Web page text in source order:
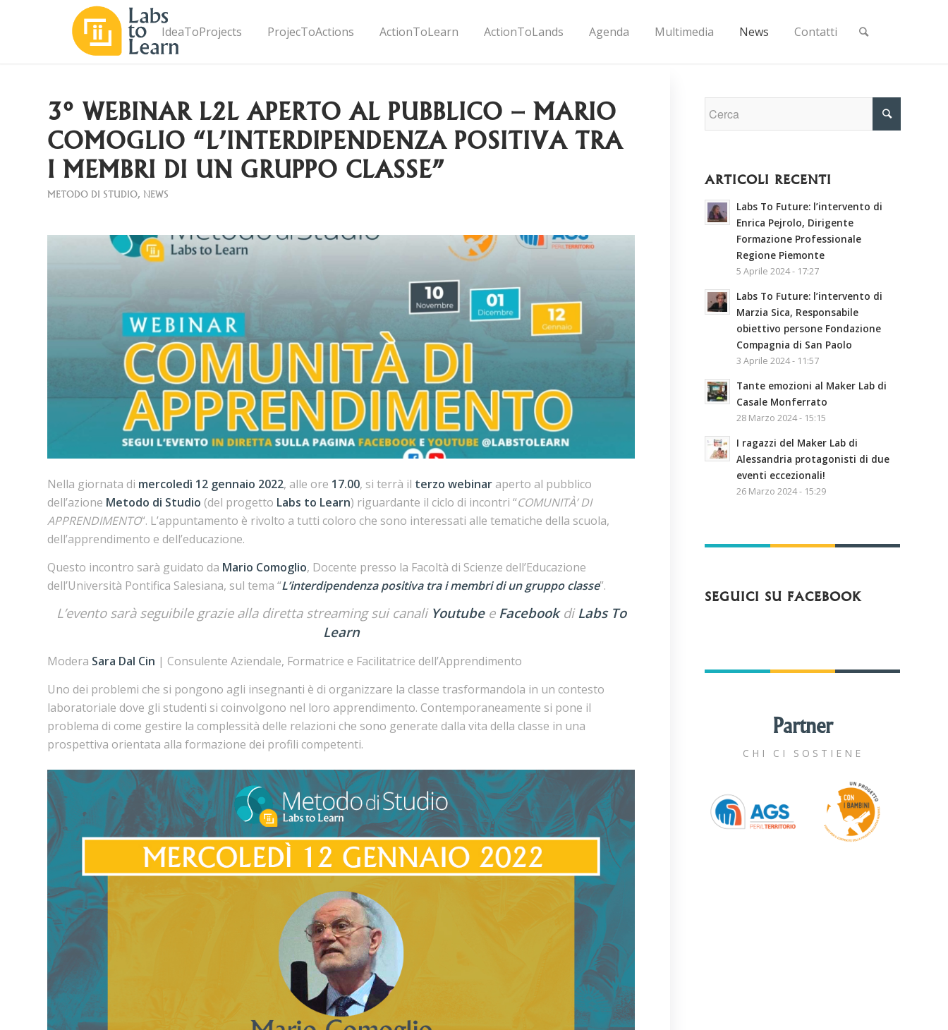
IdeaToProjects ProjecToActions ActionToLearn ActionToLands Agenda Multimedia News Contatti
3° WEBINAR L2L APERTO AL PUBBLICO – MARIO
COMOGLIO “L’INTERDIPENDENZA POSITIVA TRA
I MEMBRI DI UN GRUPPO CLASSE”
METODO DI STUDIO, NEWS
Nella giornata di mercoledì 12 gennaio 2022, alle ore 17.00, si terrà il terzo webinar aperto al pubblico
dell’azione Metodo di Studio (del progetto Labs to Learn) riguardante il ciclo di incontri “COMUNITÀ’ DI
APPRENDIMENTO“. L’appuntamento è rivolto a tutti coloro che sono interessati alle tematiche della scuola,
dell’apprendimento e dell’educazione.
Questo incontro sarà guidato da Mario Comoglio, Docente presso la Facoltà di Scienze dell’Educazione
dell’Università Pontifica Salesiana, sul tema “L’interdipendenza positiva tra i membri di un gruppo classe”.
L’evento sarà seguibile grazie alla diretta streaming sui canali Youtubee FacebookdiLabs To
Learn
Modera Sara Dal Cin | Consulente Aziendale, Formatrice e Facilitatrice dell’Apprendimento
Uno dei problemi che si pongono agli insegnanti è di organizzare la classe trasformandola in un contesto
laboratoriale dove gli studenti si coinvolgono nel loro apprendimento. Contemporaneamente si pone il
problema di come gestire la complessità delle relazioni che sono generate dalla vita della classe in una
prospettiva orientata alla formazione dei profili competenti.
ARTICOLI RECENTI
Labs To Future: l’intervento di
Enrica Pejrolo, Dirigente
Formazione Professionale
Regione Piemonte
5 Aprile 2024 - 17:27
Labs To Future: l’intervento di
Marzia Sica, Responsabile
obiettivo persone Fondazione
Compagnia di San Paolo
3 Aprile 2024 - 11:57
Tante emozioni al Maker Lab di
Casale Monferrato
28 Marzo 2024 - 15:15
I ragazzi del Maker Lab di
Alessandria protagonisti di due
eventi eccezionali!
26 Marzo 2024 - 15:29
SEGUICI SU FACEBOOK
Partner
CHI CI SOSTIENE